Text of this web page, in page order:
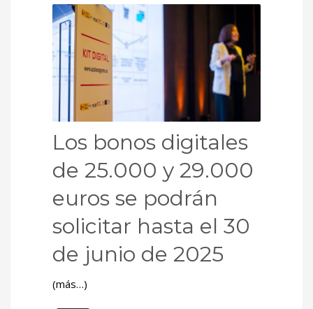
Los bonos digitales
de 25.000 y 29.000
euros se podrán
solicitar hasta el 30
de junio de 2025
(más…)